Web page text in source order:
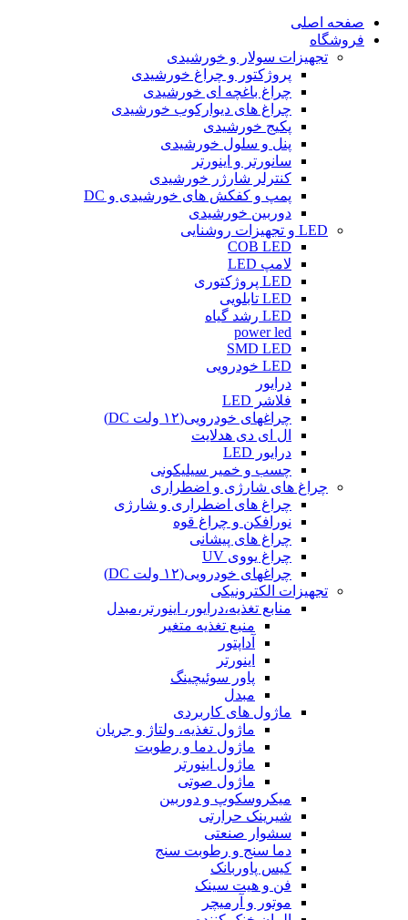
صفحه اصلی
فروشگاه
تجهیزات سولار و خورشیدی
پروژکتور و چراغ خورشیدی
چراغ باغچه ای خورشیدی
چراغ های دیوارکوب خورشیدی
پکیج خورشیدی
پنل و سلول خورشیدی
سانورتر و اینورتر
کنترلر شارژر خورشیدی
پمپ و کفکش های خورشیدی و DC
دوربین خورشیدی
LED و تجهیزات روشنایی
COB LED
لامپ LED
LED پروژکتوری
LED تابلویی
LED رشد گیاه
power led
SMD LED
LED خودرویی
درایور
فلاشر LED
چراغهای خودرویی(۱۲ ولت DC)
ال ای دی هدلایت
درایور LED
چسب و خمیر سیلیکونی
چراغ های شارژی و اضطراری
چراغ های اضطراری و شارژی
نورافکن و چراغ قوه
چراغ های پیشانی
چراغ یووی UV
چراغهای خودرویی(۱۲ ولت DC)
تجهیزات الکترونیکی
منابع تغذیه،درایور، اینورتر،مبدل
منبع تغذیه متغیر
آداپتور
اینورتر
پاور سوئیچینگ
مبدل
ماژول های کاربردی
ماژول تغذیه، ولتاژ و جریان
ماژول دما و رطوبت
ماژول اینورتر
ماژول صوتی
میکروسکوپ و دوربین
شیرینک حرارتی
سشوار صنعتی
دما سنج و رطوبت سنج
کیس پاوربانک
فن و هیت سینک
موتور و آرمیچر